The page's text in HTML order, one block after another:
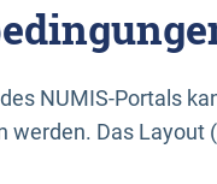
NUMIS-Portals
werden. Das Layout